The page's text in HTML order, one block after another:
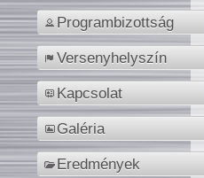
Programbizottság
Versenyhelyszín
Kapcsolat
Galéria
Eredmények